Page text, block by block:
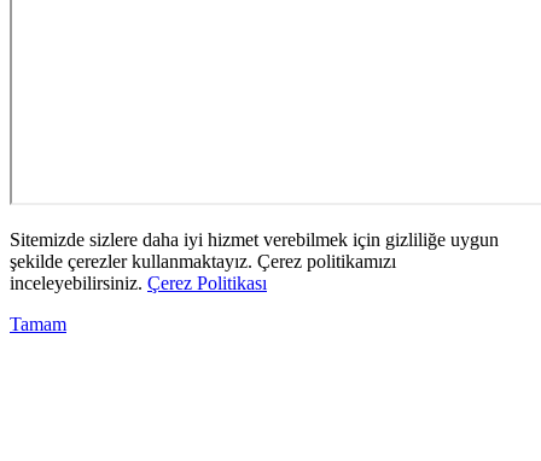
Sitemizde sizlere daha iyi hizmet verebilmek için gizliliğe uygun
şekilde çerezler kullanmaktayız. Çerez politikamızı
inceleyebilirsiniz. Çerez Politikası
Tamam